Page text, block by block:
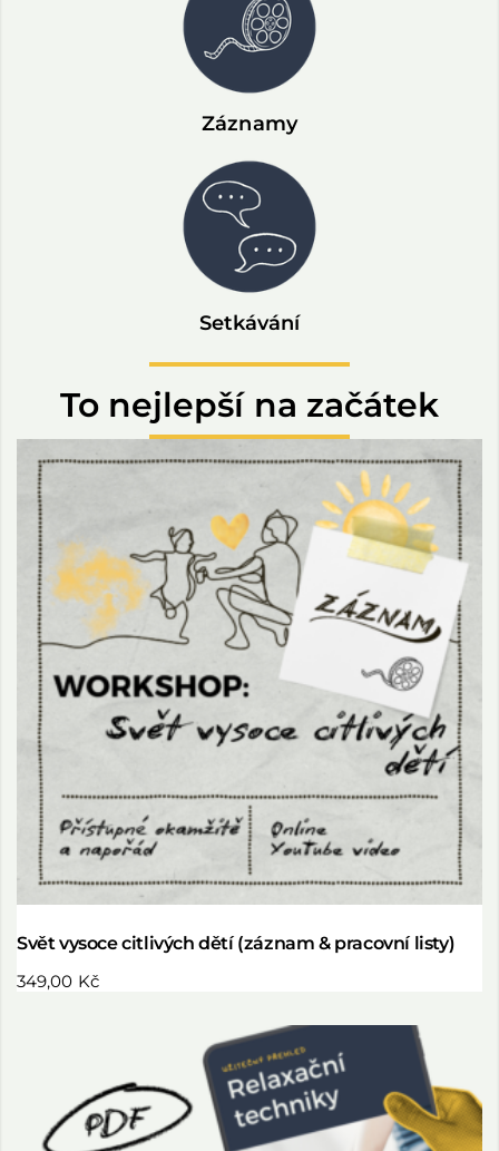
Záznamy
Setkávání
To nejlepší na začátek
Svět vysoce citlivých dětí (záznam & pracovní listy)
349,00 Kč